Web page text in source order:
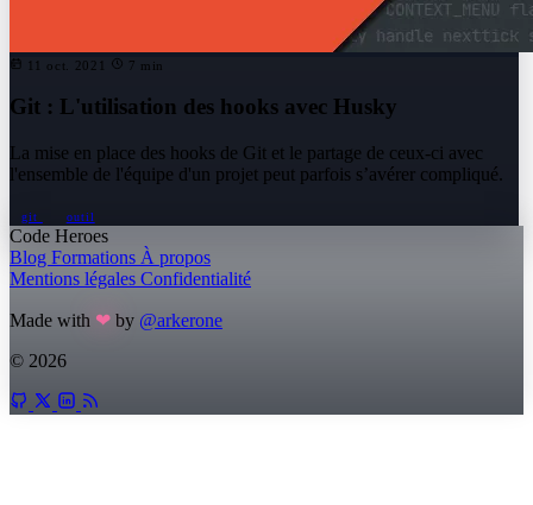
11 oct. 2021 7 min
Git : L'utilisation des hooks avec Husky
La mise en place des hooks de Git et le partage de ceux-ci avec
l'ensemble de l'équipe d'un projet peut parfois s’avérer compliqué.
git outil
Code Heroes
Blog Formations À propos
Mentions légales Confidentialité
Made with ❤ by @arkerone
© 2026